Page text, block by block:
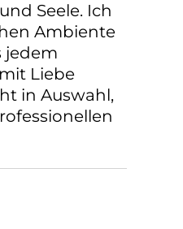
Seele. Ich
Ambiente
jedem
Liebe
in Auswahl,